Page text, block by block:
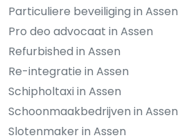
Particuliere beveiliging in Assen
Pro deo advocaat in Assen
Refurbished in Assen
Re-integratie in Assen
Schipholtaxi in Assen
Schoonmaakbedrijven in Assen
Slotenmaker in Assen